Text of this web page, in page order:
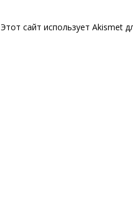
Этот сайт использует Akismet